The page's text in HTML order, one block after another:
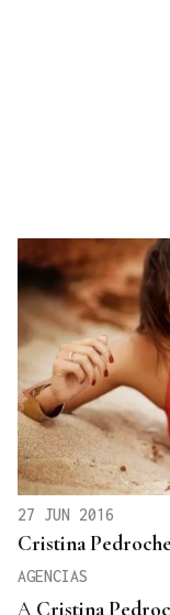
27 JUN 2016
Cristina
AGENCIAS
A Cristina